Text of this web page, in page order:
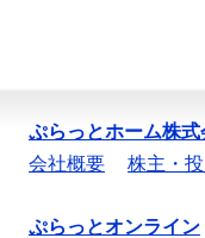
ぷらっとホーム株式
会社概要
株主・
ぷらっとオンライン